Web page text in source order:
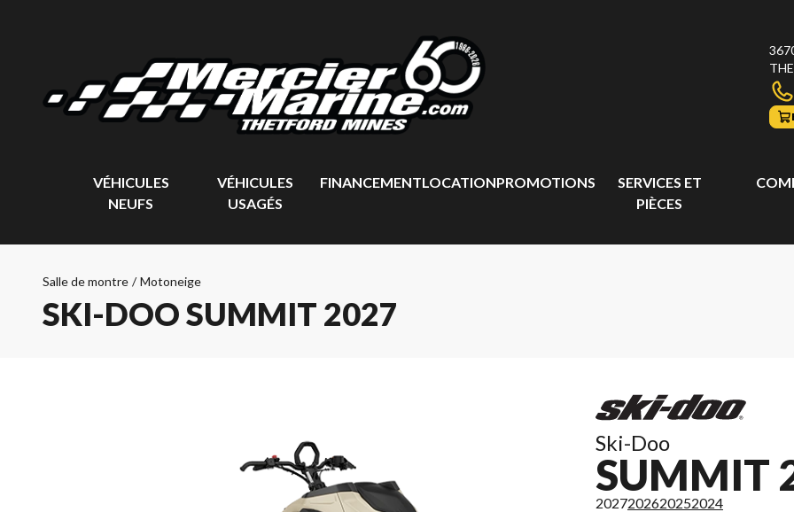
VÉHICULES
NEUFS
VÉHICULES
USAGÉS
FINANCEMENTLOCATIONPROMOTIONS
SERVICES ET
PIÈCES
Salle de montre / Motoneige
SKI-DOO SUMMIT 2027
Ski-Doo
SUMMIT
2027202620252024